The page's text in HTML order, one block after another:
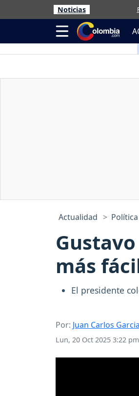
Noticias
Actualidad Política
más
El presidente
Por: Juan Carlos
Lun, 20 Oct 2025 3:22 pm